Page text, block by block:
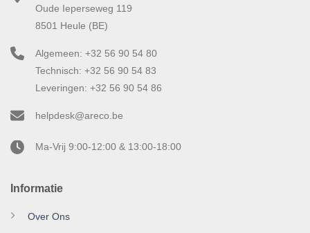
Informatie
Over Ons
Oude Ieperseweg 119
8501 Heule (BE)
Algemeen: +32 56 90 54 80
Technisch: +32 56 90 54 83
Leveringen: +32 56 90 54 86
helpdesk@areco.be
Ma-Vrij 9:00-12:00 & 13:00-18:00